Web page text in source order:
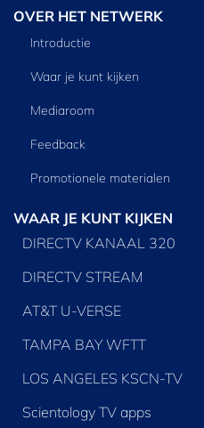
OVER HET NETWERK
Introductie
Waar je kunt kijken
Mediaroom
Feedback
Promotionele materialen
WAAR JE KUNT KIJKEN
DIRECTV KANAAL 320
DIRECTV STREAM
AT&T U-VERSE
TAMPA BAY WFTT
LOS ANGELES KSCN-TV
Scientology TV apps